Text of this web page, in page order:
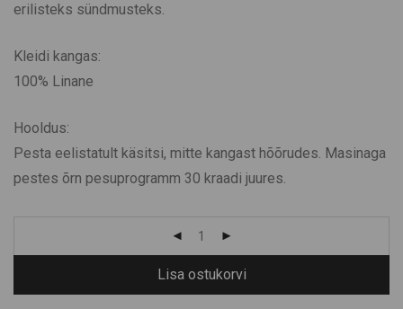
erilisteks sündmusteks.
Kleidi kangas:
100% Linane
Hooldus:
Pesta eelistatult käsitsi, mitte kangast hõõrudes. Masinaga
pestes õrn pesuprogramm 30 kraadi juures.
Lisa ostukorvi